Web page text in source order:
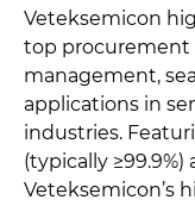
Veteksemicon
top procurement
management,
applications in
industries.
(typically
Veteksemicon’s